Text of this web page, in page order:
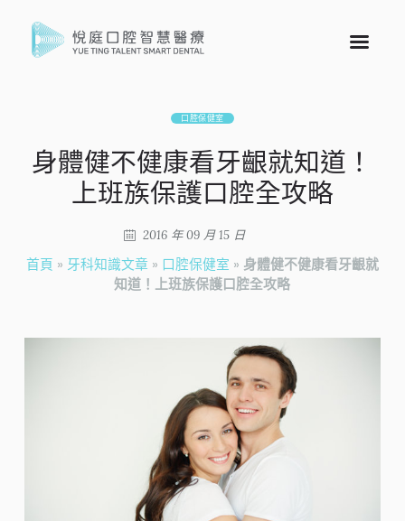
口腔保健室
身體健不健康看牙齦就知道！
上班族保護口腔全攻略
2016 年 09 月 15 日
首頁 » 牙科知識文章 » 口腔保健室 » 身體健不健康看牙齦就
知道！上班族保護口腔全攻略